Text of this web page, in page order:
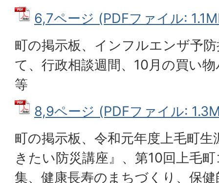
6,7ページ (PDFファイル:
町の掲示板、インフルエンザ予
て、行政相談週間、10月の買い
等
8,9ページ (PDFファイル:
町の掲示板、令和元年度上毛町
きたい防災講座』、第10回上毛
集、健康長寿のまちづくり、保